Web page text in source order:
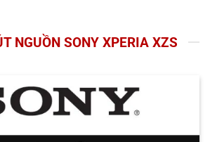
NGUỒN SONY XPERIA XZS